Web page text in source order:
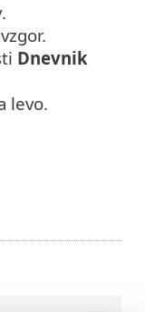
Dnevnik
levo.